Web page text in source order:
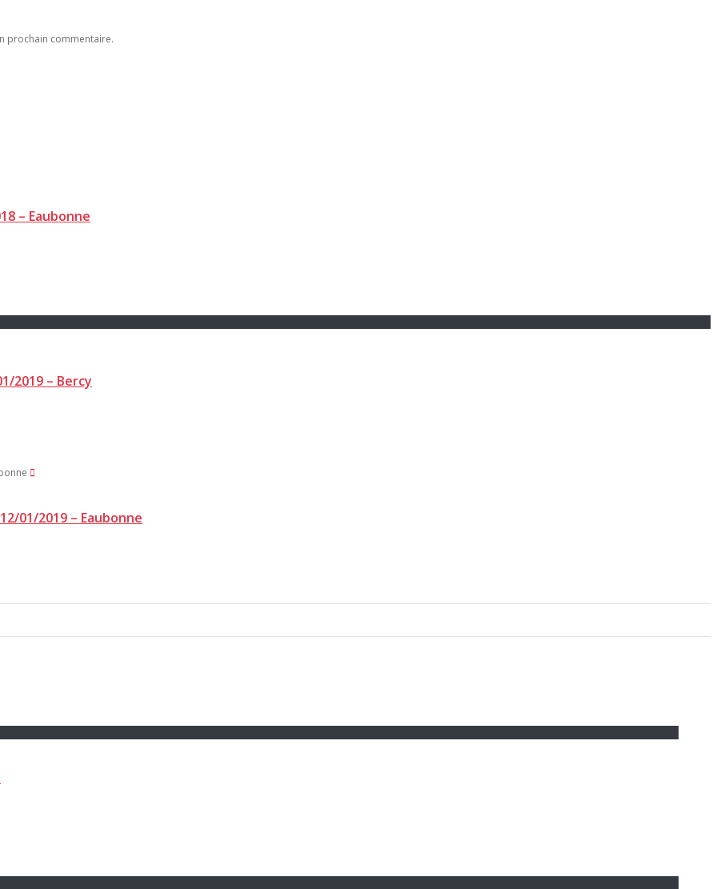
prochain commentaire.
– Eaubonne
2019 – Bercy
01/2019 – Eaubonne